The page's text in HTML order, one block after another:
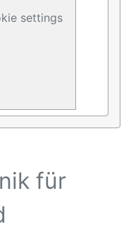
settings
für